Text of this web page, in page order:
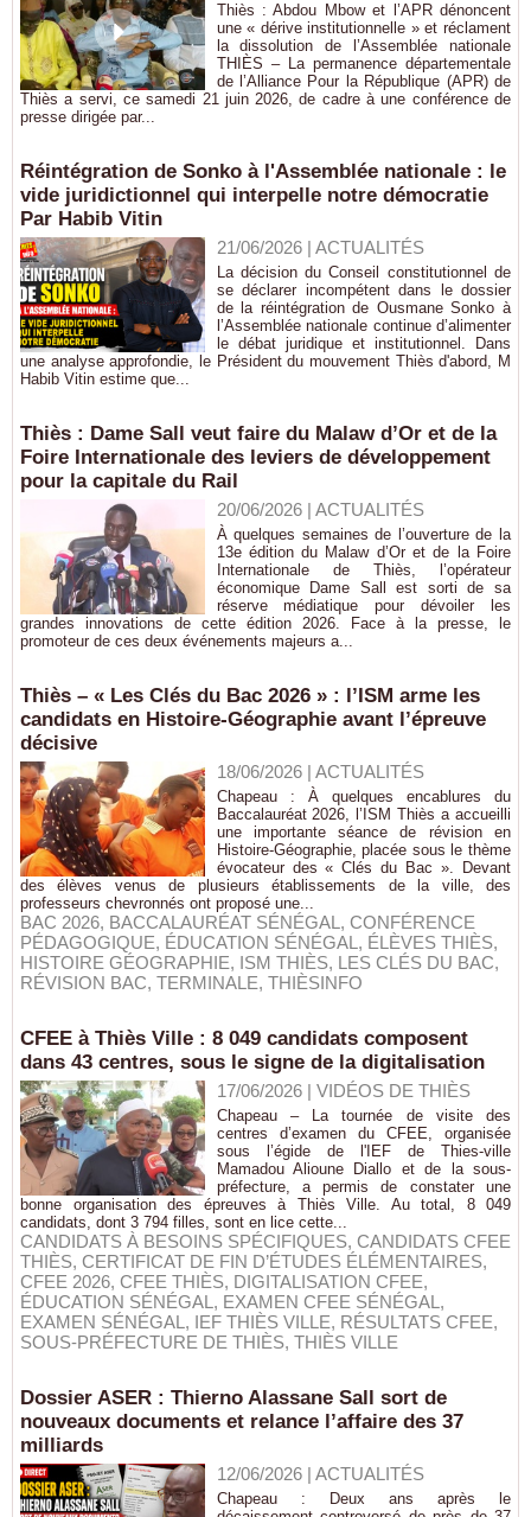
Thiès : Abdou Mbow et l’APR dénoncent
une « dérive institutionnelle » et réclament
la dissolution de l’Assemblée nationale
THIÈS – La permanence départementale
de l’Alliance Pour la République (APR) de
Thiès a servi, ce samedi 21 juin 2026, de cadre à une conférence de
presse dirigée par...
Réintégration de Sonko à l'Assemblée nationale : le
vide juridictionnel qui interpelle notre démocratie
Par Habib Vitin
21/06/2026| ACTUALITÉS
La décision du Conseil constitutionnel de
se déclarer incompétent dans le dossier
de la réintégration de Ousmane Sonko à
l’Assemblée nationale continue d’alimenter
le débat juridique et institutionnel. Dans
une analyse approfondie, le Président du mouvement Thiès d'abord, M
Habib Vitin estime que...
Thiès : Dame Sall veut faire du Malaw d’Or et de la
Foire Internationale des leviers de développement
pour la capitale du Rail
20/06/2026| ACTUALITÉS
À quelques semaines de l’ouverture de la
13e édition du Malaw d’Or et de la Foire
Internationale de Thiès, l’opérateur
économique Dame Sall est sorti de sa
réserve médiatique pour dévoiler les
grandes innovations de cette édition 2026. Face à la presse, le
promoteur de ces deux événements majeurs a...
Thiès – « Les Clés du Bac 2026 » : l’ISM arme les
candidats en Histoire-Géographie avant l’épreuve
décisive
18/06/2026| ACTUALITÉS
Chapeau : À quelques encablures du
Baccalauréat 2026, l’ISM Thiès a accueilli
une importante séance de révision en
Histoire-Géographie, placée sous le thème
évocateur des « Clés du Bac ». Devant
des élèves venus de plusieurs établissements de la ville, des
professeurs chevronnés ont proposé une...
BAC 2026, BACCALAURÉAT SÉNÉGAL , CONFÉRENCE
PÉDAGOGIQUE, ÉDUCATION SÉNÉGAL , ÉLÈVES THIÈS,
HISTOIRE GÉOGRAPHIE, ISM THIÈS, LES CLÉS DU BAC,
RÉVISION BAC, TERMINALE, THIÈSINFO
CFEE à Thiès Ville : 8 049 candidats composent
dans 43 centres, sous le signe de la digitalisation
17/06/2026| VIDÉOS DE THIÈS
Chapeau – La tournée de visite des
centres d’examen du CFEE, organisée
sous l’égide de l'IEF de Thies-ville
Mamadou Alioune Diallo et de la sous-
préfecture, a permis de constater une
bonne organisation des épreuves à Thiès Ville. Au total, 8 049
candidats, dont 3 794 filles, sont en lice cette...
CANDIDATS À BESOINS SPÉCIFIQUES, CANDIDATS CFEE
THIÈS, CERTIFICAT DE FIN D’ÉTUDES ÉLÉMENTAIRES,
CFEE 2026, CFEE THIÈS, DIGITALISATION CFEE,
ÉDUCATION SÉNÉGAL , EXAMEN CFEE SÉNÉGAL ,
EXAMEN SÉNÉGAL , IEF THIÈS VILLE, RÉSULTATS CFEE,
SOUS-PRÉFECTURE DE THIÈS, THIÈS VILLE
Dossier ASER : Thierno Alassane Sall sort de
nouveaux documents et relance l’affaire des 37
milliards
12/06/2026| ACTUALITÉS
Chapeau : Deux ans après le